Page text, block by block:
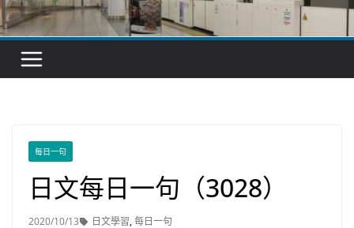
每日一句
日文每日一句（3028）
2020/10/13 日文學習,每日一句